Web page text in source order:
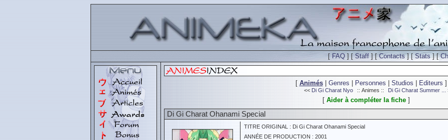
[FAQ ] [Staff ] [Contacts] [Stats] [
[ Animés| Genres Personnes Studios Editeurs ]
<< Di Gi Charat Nyo :: Animes :: Di Gi Charat Summer ...
[ Aider à compléter la fiche]
Di Gi Charat Ohanami Special
TITRE ORIGINAL : Di Gi Charat Ohanami Special
ANNÉE DE PRODUCTION : 2001